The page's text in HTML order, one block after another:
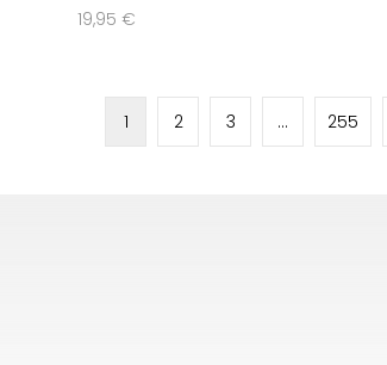
19,95 €
1 2 3 … 255